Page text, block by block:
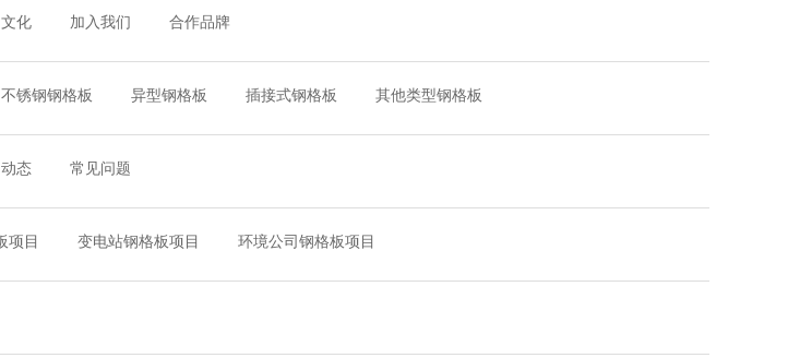
化 加入我们 合作品牌
不锈钢钢格板 异型钢格板 插接式钢格板 其他类型钢格板
态 常见问题
项目 变电站钢格板项目 环境公司钢格板项目